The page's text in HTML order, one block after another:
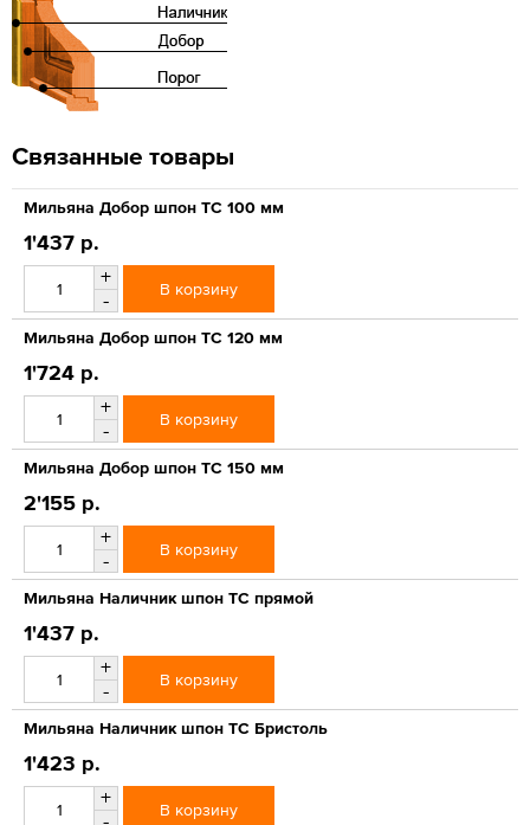
Связанные товары
Мильяна Добор шпон ТС 100 мм
1'437 р.
+
-
В корзину
Мильяна Добор шпон ТС 120 мм
1'724 р.
+
-
В корзину
Мильяна Добор шпон ТС 150 мм
2'155 р.
+
-
В корзину
Мильяна Наличник шпон ТС прямой
1'437 р.
+
-
В корзину
Мильяна Наличник шпон ТС Бристоль
1'423 р.
+
В корзину